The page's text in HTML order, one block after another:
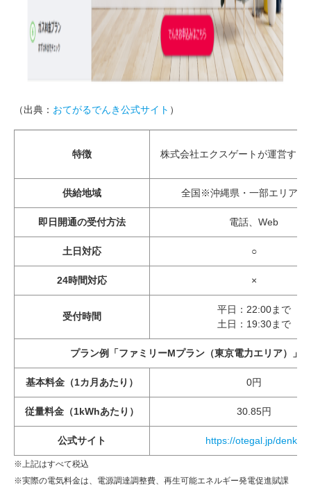
（出典： おてがるでんき公式サイト ）
特徴 株式会社エクスゲートが運営す
供給地域 全国※沖縄県・一部エリアを
即日開通の受付方法 電話、Web
土日対応 ○
24時間対応 ×
受付時間
平日：22:00まで
土日：19:30まで
プラン例「ファミリーMプラン（東京電力エリア）」
基本料金（1カ月あたり） 0円
従量料金（1kWhあたり） 30.85円
公式サイト https://otegal.jp/denki/
※上記はすべて税込
※実際の電気料金は、電源調達調整費、再生可能エネルギー発電促進賦課